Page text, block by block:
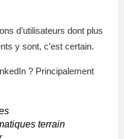
d’utilisateurs dont plus
y sont, c’est certain.
? Principalement
terrain